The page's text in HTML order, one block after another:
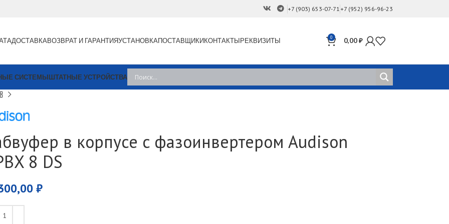
+7 (903) 653-07-71 +7 (952) 956-96-23
ДОСТАВКАВОЗВРАТ И ГАРАНТИЯУСТАНОВКАПОСТАВЩИКИКОНТАКТЫРЕКВИЗИТЫ 0 0,00₽
СИСТЕМЫШТАТНЫЕ УСТРОЙСТВА
в корпусе с фазоинвертером Audison
8 DS
₽